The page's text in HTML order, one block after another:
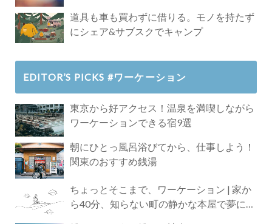
道具も車も買わずに借りる。モノを持たず
にシェア&サブスクでキャンプ
EDITOR’S PICKS #ワーケーション
東京から好アクセス！温泉を満喫しながら
ワーケーションできる宿9選
朝にひとっ風呂浴びてから、仕事しよう！
関東のおすすめ銭湯
ちょっとそこまで、ワーケーション | 家か
ら40分、知らない町の静かな本屋で夢に近